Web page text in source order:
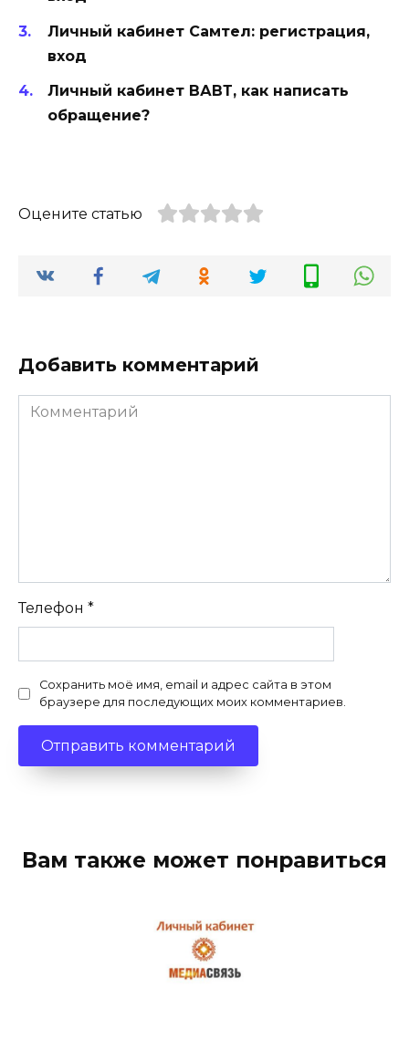
Личный кабинет Самтел: регистрация,
вход
Личный кабинет ВАВТ, как написать
обращение?
Оцените статью
Добавить комментарий
Комментарий
Телефон *
Сохранить моё имя, email и адрес сайта в этом
браузере для последующих моих комментариев.
Вам также может понравиться